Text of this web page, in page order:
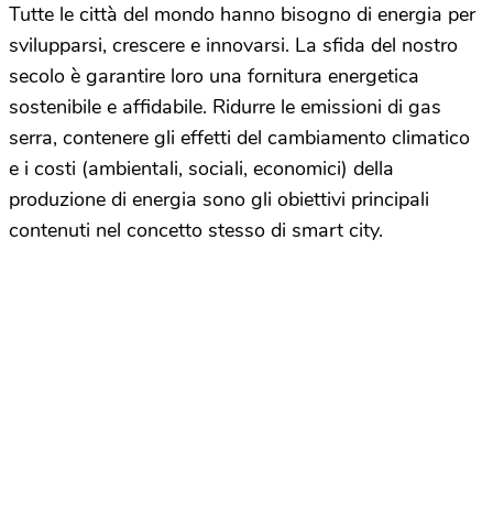
Tutte le città del mondo hanno bisogno di energia per
svilupparsi, crescere e innovarsi. La sfida del nostro
secolo è garantire loro una fornitura energetica
sostenibile e affidabile. Ridurre le emissioni di gas
serra, contenere gli effetti del cambiamento climatico
e i costi (ambientali, sociali, economici) della
produzione di energia sono gli obiettivi principali
contenuti nel concetto stesso di smart city.